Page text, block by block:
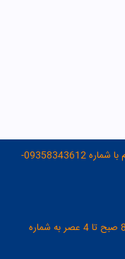
مشاوره رایگان بصورت چت در واتساپ و تلگرام با شماره 09358343612-
تماس تلفنی در روزهای شنبه تا پنج شنبه از 8 صبح تا 4 عصر به شماره